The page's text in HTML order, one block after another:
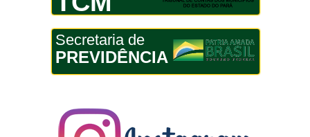
Secretaria de
PREVIDÊNCIA